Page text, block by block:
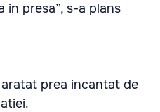
in presa”, s-a plans
prea incantat de